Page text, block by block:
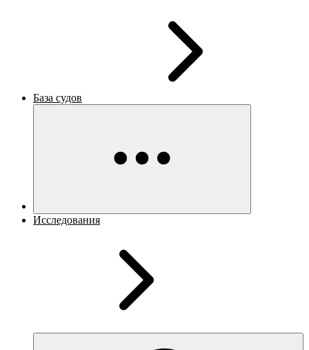
База судов
Исследования